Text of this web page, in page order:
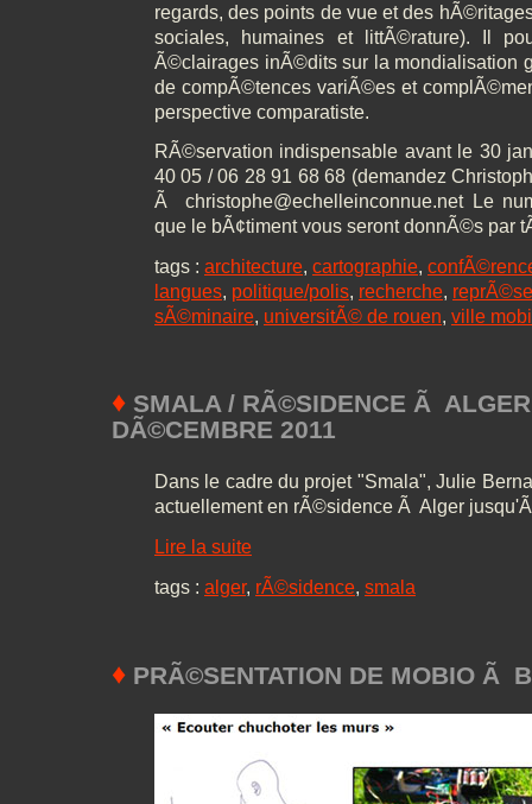
regards, des points de vue et des
sociales, humaines et littÃ©rature). Il
Ã©clairages inÃ©dits sur la mondialisation
de compÃ©tences variÃ©es et
perspective comparatiste.
RÃ©servation indispensable avant le 30
40 05 / 06 28 91 68 68 (demandez
Ã christophe@echelleinconnue.net Le
que le bÃ¢timent vous seront donnÃ©s par
tags : architecture, cartographie,
langues, politique/polis, recherche,
sÃ©minaire, universitÃ© de rouen, ville
♦ SMALA / RÃ©SIDENCE Ã
DÃ©CEMBRE 2011
Dans le cadre du projet "Smala", Julie
actuellement en rÃ©sidence Ã Alger
Lire la suite
tags : alger, rÃ©sidence, smala
♦ PRÃ©SENTATION DE MOBIO Ã